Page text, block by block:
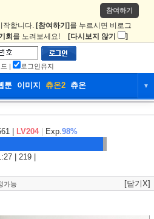
참여하기
작합니다. [참여하기] 를 누르시면 비로그
회 를 노려보세요! [다시보지 않기 ]
| 로그인유지
툰 이미지 츄온2 츄온 ▼
츄온2
| LV204 Exp.98%
| 219 |
가능 [닫기X]